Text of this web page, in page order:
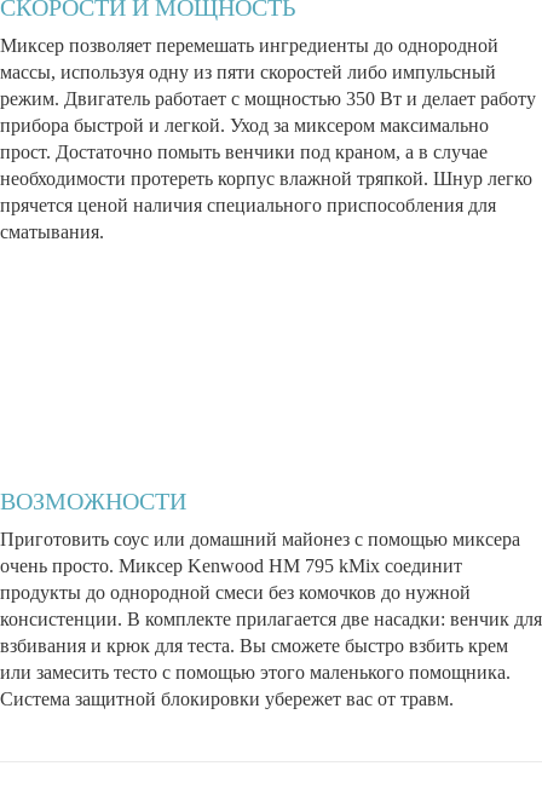
СКОРОСТИ И МОЩНОСТЬ
Миксер позволяет перемешать ингредиенты до однородной
массы, используя одну из пяти скоростей либо импульсный
режим. Двигатель работает с мощностью 350 Вт и делает работу
прибора быстрой и легкой. Уход за миксером максимально
прост. Достаточно помыть венчики под краном, а в случае
необходимости протереть корпус влажной тряпкой. Шнур легко
прячется ценой наличия специального приспособления для
сматывания.
ВОЗМОЖНОСТИ
Приготовить соус или домашний майонез с помощью миксера
очень просто. Миксер Kenwood HM 795 kMix соединит
продукты до однородной смеси без комочков до нужной
консистенции. В комплекте прилагается две насадки: венчик для
взбивания и крюк для теста. Вы сможете быстро взбить крем
или замесить тесто с помощью этого маленького помощника.
Система защитной блокировки убережет вас от травм.